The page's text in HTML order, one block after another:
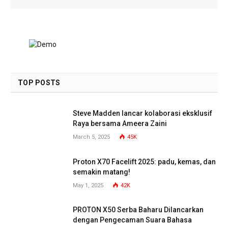
TOP POSTS
Steve Madden lancar kolaborasi eksklusif
Raya bersama Ameera Zaini
March 5, 2025 45K
Proton X70 Facelift 2025: padu, kemas, dan
semakin matang!
May 1, 2025 42K
PROTON X50 Serba Baharu Dilancarkan
dengan Pengecaman Suara Bahasa